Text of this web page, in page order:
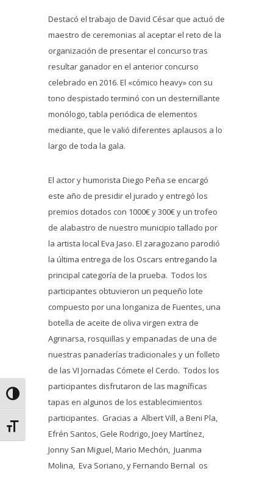
Alternar alto contraste
Alternar tamaño de letra
Destacó el trabajo de David César que actuó de
maestro de ceremonias al aceptar el reto de la
organización de presentar el concurso tras
resultar ganador en el anterior concurso
celebrado en 2016. El «cómico heavy» con su
tono despistado terminó con un desternillante
monólogo, tabla periódica de elementos
mediante, que le valió diferentes aplausos a lo
largo de toda la gala.
El actor y humorista Diego Peña se encargó
este año de presidir el jurado y entregó los
premios dotados con 1000€ y 300€ y un trofeo
de alabastro de nuestro municipio tallado por
la artista local Eva Jaso. El zaragozano parodió
la última entrega de los Oscars entregando la
principal categoría de la prueba. Todos los
participantes obtuvieron un pequeño lote
compuesto por una longaniza de Fuentes, una
botella de aceite de oliva virgen extra de
Agrinarsa, rosquillas y empanadas de una de
nuestras panaderías tradicionales y un folleto
de las VI Jornadas Cómete el Cerdo. Todos los
participantes disfrutaron de las magníficas
tapas en algunos de los establecimientos
participantes. Gracias a Albert Vill, a Beni Pla,
Efrén Santos, Gele Rodrigo, Joey Martínez,
Jonny San Miguel, Mario Mechón, Juanma
Molina, Eva Soriano, y Fernando Bernal os